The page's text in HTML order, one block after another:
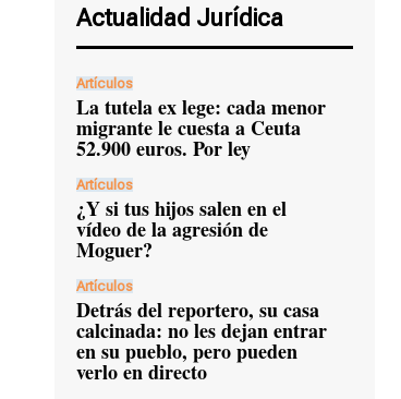
Actualidad Jurídica
Artículos
La tutela ex lege: cada menor
migrante le cuesta a Ceuta
52.900 euros. Por ley
Artículos
¿Y si tus hijos salen en el
vídeo de la agresión de
Moguer?
Artículos
Detrás del reportero, su casa
calcinada: no les dejan entrar
en su pueblo, pero pueden
verlo en directo